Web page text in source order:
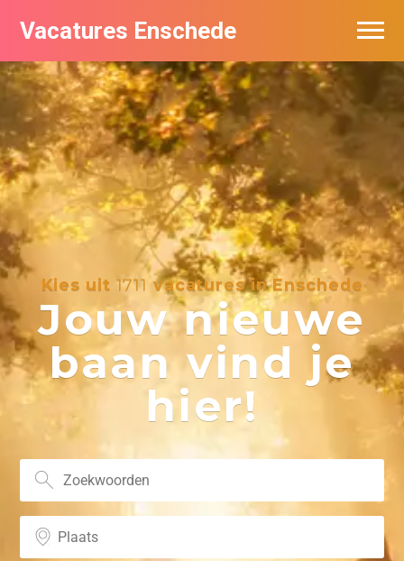
Vacatures Enschede
Kies uit 1711 vacatures in Enschede
Jouw nieuwe
baan vind je
hier!
Vacatures per bedrijf
De populairste vacatures in Enschede
Nieuwsbrief feed